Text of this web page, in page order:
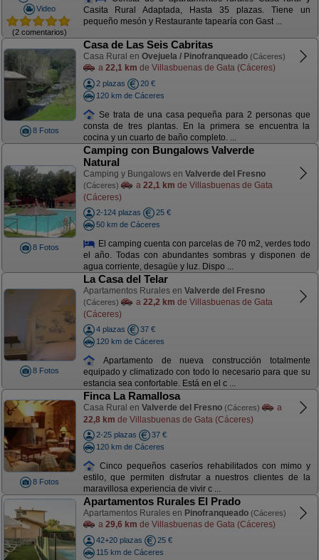
Video
(2 comentarios)
Casita Rural Adaptada, Hasta 35 plazas. Tiene un
pequeño mesón y Restaurante tapearía con Gast ...
8 Fotos
Casa de Las Seis Cabritas
Casa Rural en Ovejuela / Pinofranqueado (Cáceres)
a 22,1 km de Villasbuenas de Gata (Cáceres)
2 plazas
20 €
120 km de Cáceres
Se trata de una casa pequeña para 2 personas que
consta de tres plantas. En la primera se encuentra la
cocina y un cuarto de baño completo. ...
8 Fotos
Camping con Bungalows Valverde
Natural
Camping y Bungalows en Valverde del Fresno
(Cáceres) a 22,1 km de Villasbuenas de Gata
(Cáceres)
2-124 plazas
25 €
50 km de Cáceres
El camping cuenta con parcelas de 70 m2, verdes todo
el año. Todas con abundantes sombras y disponen de
agua corriente, desagüe y luz. Dispo ...
8 Fotos
La Casa del Telar
Apartamentos Rurales en Valverde del Fresno
(Cáceres) a 22,2 km de Villasbuenas de Gata
(Cáceres)
4 plazas
37 €
120 km de Cáceres
Apartamento de nueva construcción totalmente
equipado y climatizado con todo lo necesario para que su
estancia sea confortable. Está en el c ...
8 Fotos
Finca La Ramallosa
Casa Rural en Valverde del Fresno (Cáceres)
a
22,8 km de Villasbuenas de Gata (Cáceres)
2-25 plazas
37 €
120 km de Cáceres
Cinco pequeños caseríos rehabilitados con mimo y
estilo, que permiten disfrutar a nuestros clientes de la
maravillosa experiencia de vivir c ...
Apartamentos Rurales El Prado
Apartamentos Rurales en Pinofranqueado (Cáceres)
a 29,6 km de Villasbuenas de Gata (Cáceres)
42+20 plazas
25 €
115 km de Cáceres